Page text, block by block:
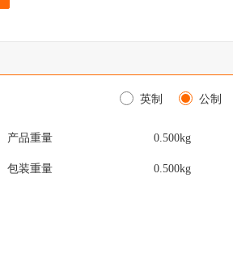
公制
英制
产品重量 0.500kg
包装重量 0.500kg